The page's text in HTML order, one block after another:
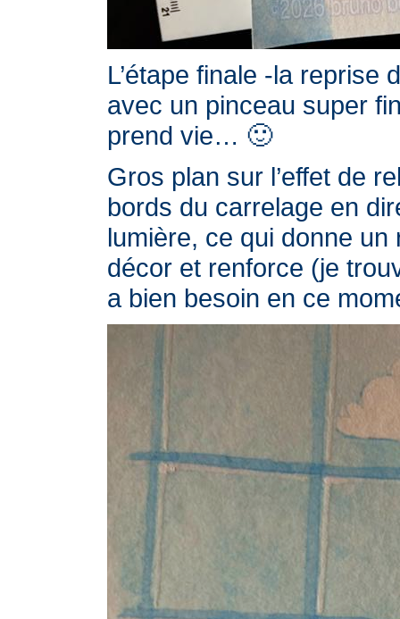
L’étape finale -la reprise
avec un pinceau super
prend vie… 🙂
Gros plan sur l’effet de
bords du carrelage en
lumière, ce qui donne
décor et renforce (je
a bien besoin en ce